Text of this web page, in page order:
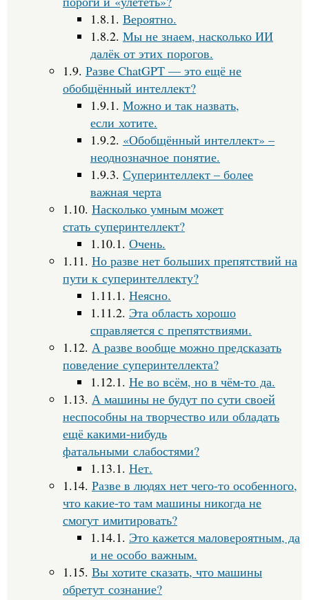
1.8.1. Вероятно.
1.8.2. Мы не знаем, насколько ИИ
далёк от этих порогов.
1.9. Разве ChatGPT — это ещё не
обобщённый интеллект?
1.9.1. Можно и так назвать,
если хотите.
1.9.2. «Обобщённый интеллект» –
неоднозначное понятие.
1.9.3. Суперинтеллект – более
важная черта
1.10. Насколько умным может
стать суперинтеллект?
1.10.1. Очень.
1.11. Но разве нет больших препятствий на
пути к суперинтеллекту?
1.11.1. Неясно.
1.11.2. Эта область хорошо
справляется с препятствиями.
1.12. А разве вообще можно предсказать
поведение суперинтеллекта?
1.12.1. Не во всём, но в чём-то да.
1.13. А машины не будут по сути своей
неспособны на творчество или обладать
ещё какими-нибудь
фатальными слабостями?
1.13.1. Нет.
1.14. Разве в людях нет чего-то особенного,
что какие-то там машины никогда не
смогут имитировать?
1.14.1. Это кажется маловероятным, да
и не особо важным.
1.15. Вы хотите сказать, что машины
обретут сознание?